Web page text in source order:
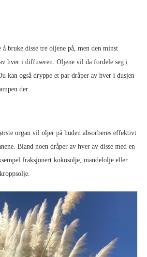
å bruke disse tre oljene på, men den minst
hver i diffuseren. Oljene vil da fordele seg i
kan også dryppe et par dråper av hver i dusjen
der.
organ vil oljer på huden absorberes effektivt
Bland noen dråper av hver av disse med en
fraksjonert kokosolje, mandelolje eller